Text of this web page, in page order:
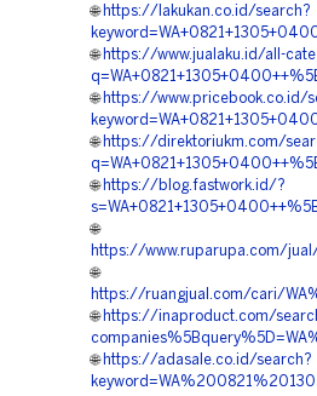
🌐 https://lakukan.co.id/search?
🌐 https://www.jualaku.id/all-
🌐 https://www.pricebook.co.id/
🌐 https://direktoriukm.com/
🌐 https://blog.fastwork.id/?
🌐
https://www.ruparupa.com/
🌐
https://ruangjual.com/cari/
🌐 https://inaproduct.com/
🌐 https://adasale.co.id/search?